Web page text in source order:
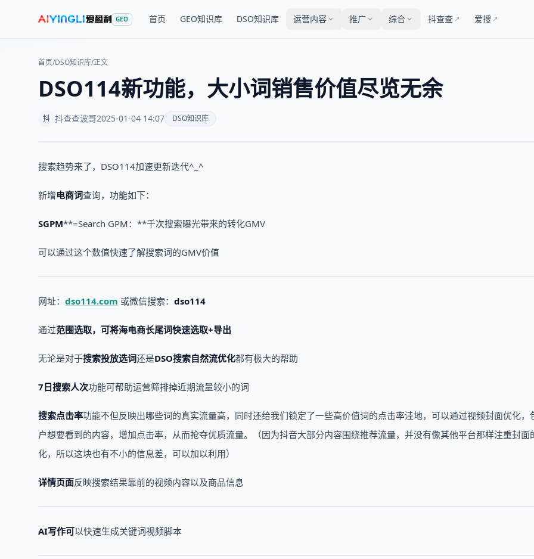
GEO 首页 GEO知识库 DSO知识库 运营内容 推广 综合 抖查查 ↗ 爱搜 ↗
首页/DSO知识库/正文
DSO114新功能，大小词销售价值尽览无余
抖 抖查查波哥2025-01-04 14:07 DSO知识库
搜索趋势来了，DSO114加速更新迭代^_^
新增电商词查询，功能如下：
SGPM**=Search GPM：**千次搜索曝光带来的转化GMV
可以通过这个数值快速了解搜索词的GMV价值
网址： dso114.com 或微信搜索： dso114
通过范围选取， 可将海电商长尾词快速选取+导出
无论是对于搜索投放选词还是DSO搜索自然流优化都有极大的帮助
7日搜索人次功能可帮助运营筛排掉近期流量较小的词
搜索点击率功能不但反映出哪些词的真实流量高，同时还给我们锁定了一些高价值词的点击率洼地，可以通过视频封面优化，
户想要看到的内容，增加点击率，从而抢夺优质流量。（因为抖音大部分内容围绕推荐流量，并没有像其他平台那样注重封面
化，所以这块也有不小的信息差，可以加以利用）
详情页面反映搜索结果靠前的视频内容以及商品信息
AI写作可以快速生成关键词视频脚本